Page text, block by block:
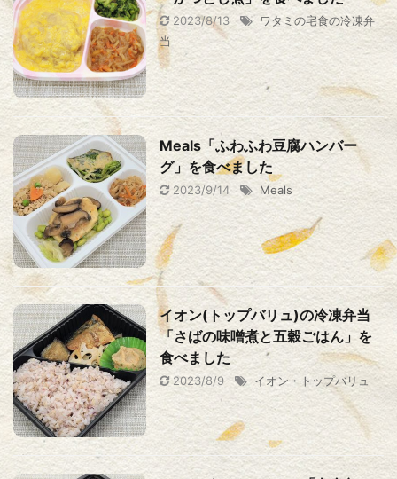
2023/8/13
ワタミの宅食の冷凍弁
当
Meals「ふわふわ豆腐ハンバー
グ」を食べました
2023/9/14 Meals
イオン(トップバリュ)の冷凍弁当
「さばの味噌煮と五穀ごはん」を
食べました
2023/8/9 イオン・トップバリュ